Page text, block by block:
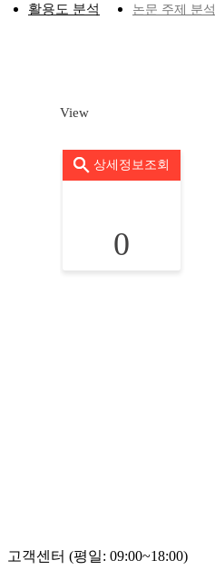
활용도 분석 논문 주제 분석
View
상세정보조회
0
고객센터 (평일: 09:00~18:00)